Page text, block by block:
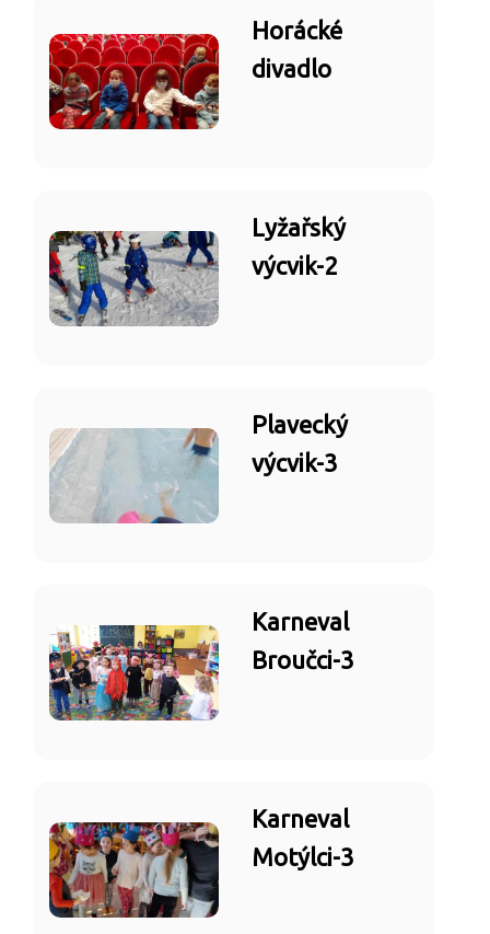
Horácké
divadlo
Lyžařský
výcvik-2
Plavecký
výcvik-3
Karneval
Broučci-3
Karneval
Motýlci-3